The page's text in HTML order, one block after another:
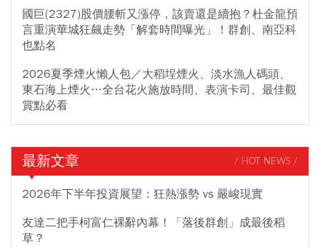
國巨(2327)股價腰斬又漲停，該賣還是續抱？杜金龍預
言重演華城狂飆走勢「解套時間曝光」！群創、南亞科
也點名
2026夏季煙火懶人包／大稻埕煙火、淡水漁人碼頭、
東石海上煙火…全台花火施放時間、表演卡司、最佳觀
賞點必看
最新文章 / HOT NEWS /
2026年下半年投資展望：狂熱漲勢 vs 嚴峻現實
友達二把手柯富仁裸辭內幕！「落後群創」成最後稻
草？